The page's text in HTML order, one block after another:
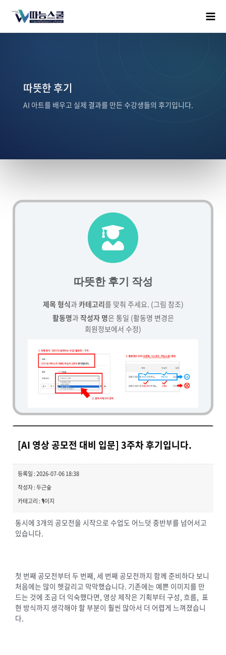
따뜻한 후기
AI 아트를 배우고 실제 결과를 만든 수강생들의 후기입니다.
따뜻한 후기 작성
제목 형식과카테고리를 맞춰 주세요. (그림 참조)
활동명과작성자 명은 통일 (활동명 변경은
회원정보에서 수정)
[AI 영상 공모전 대비 입문] 3주차 후기입니다.
등록일 : 2026-07-06 18:38
작성자 : 두근숲
카테고리 : 🎙️이지
동시에 3개의 공모전을 시작으로 수업도 어느덧 중반부를 넘어서고
있습니다.
첫 번째 공모전부터 두 번째, 세 번째 공모전까지 함께 준비하다 보니
처음에는 많이 헷갈리고 막막했습니다. 기존에는 예쁜 이미지를 만
드는 것에 조금 더 익숙했다면, 영상 제작은 기획부터 구성, 흐름, 표
현 방식까지 생각해야 할 부분이 훨씬 많아서 더 어렵게 느껴졌습니
다.